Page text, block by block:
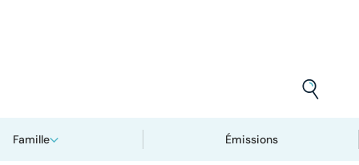
Famille Émissions